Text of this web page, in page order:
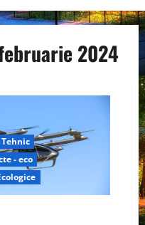
2024
Tehnic
- eco